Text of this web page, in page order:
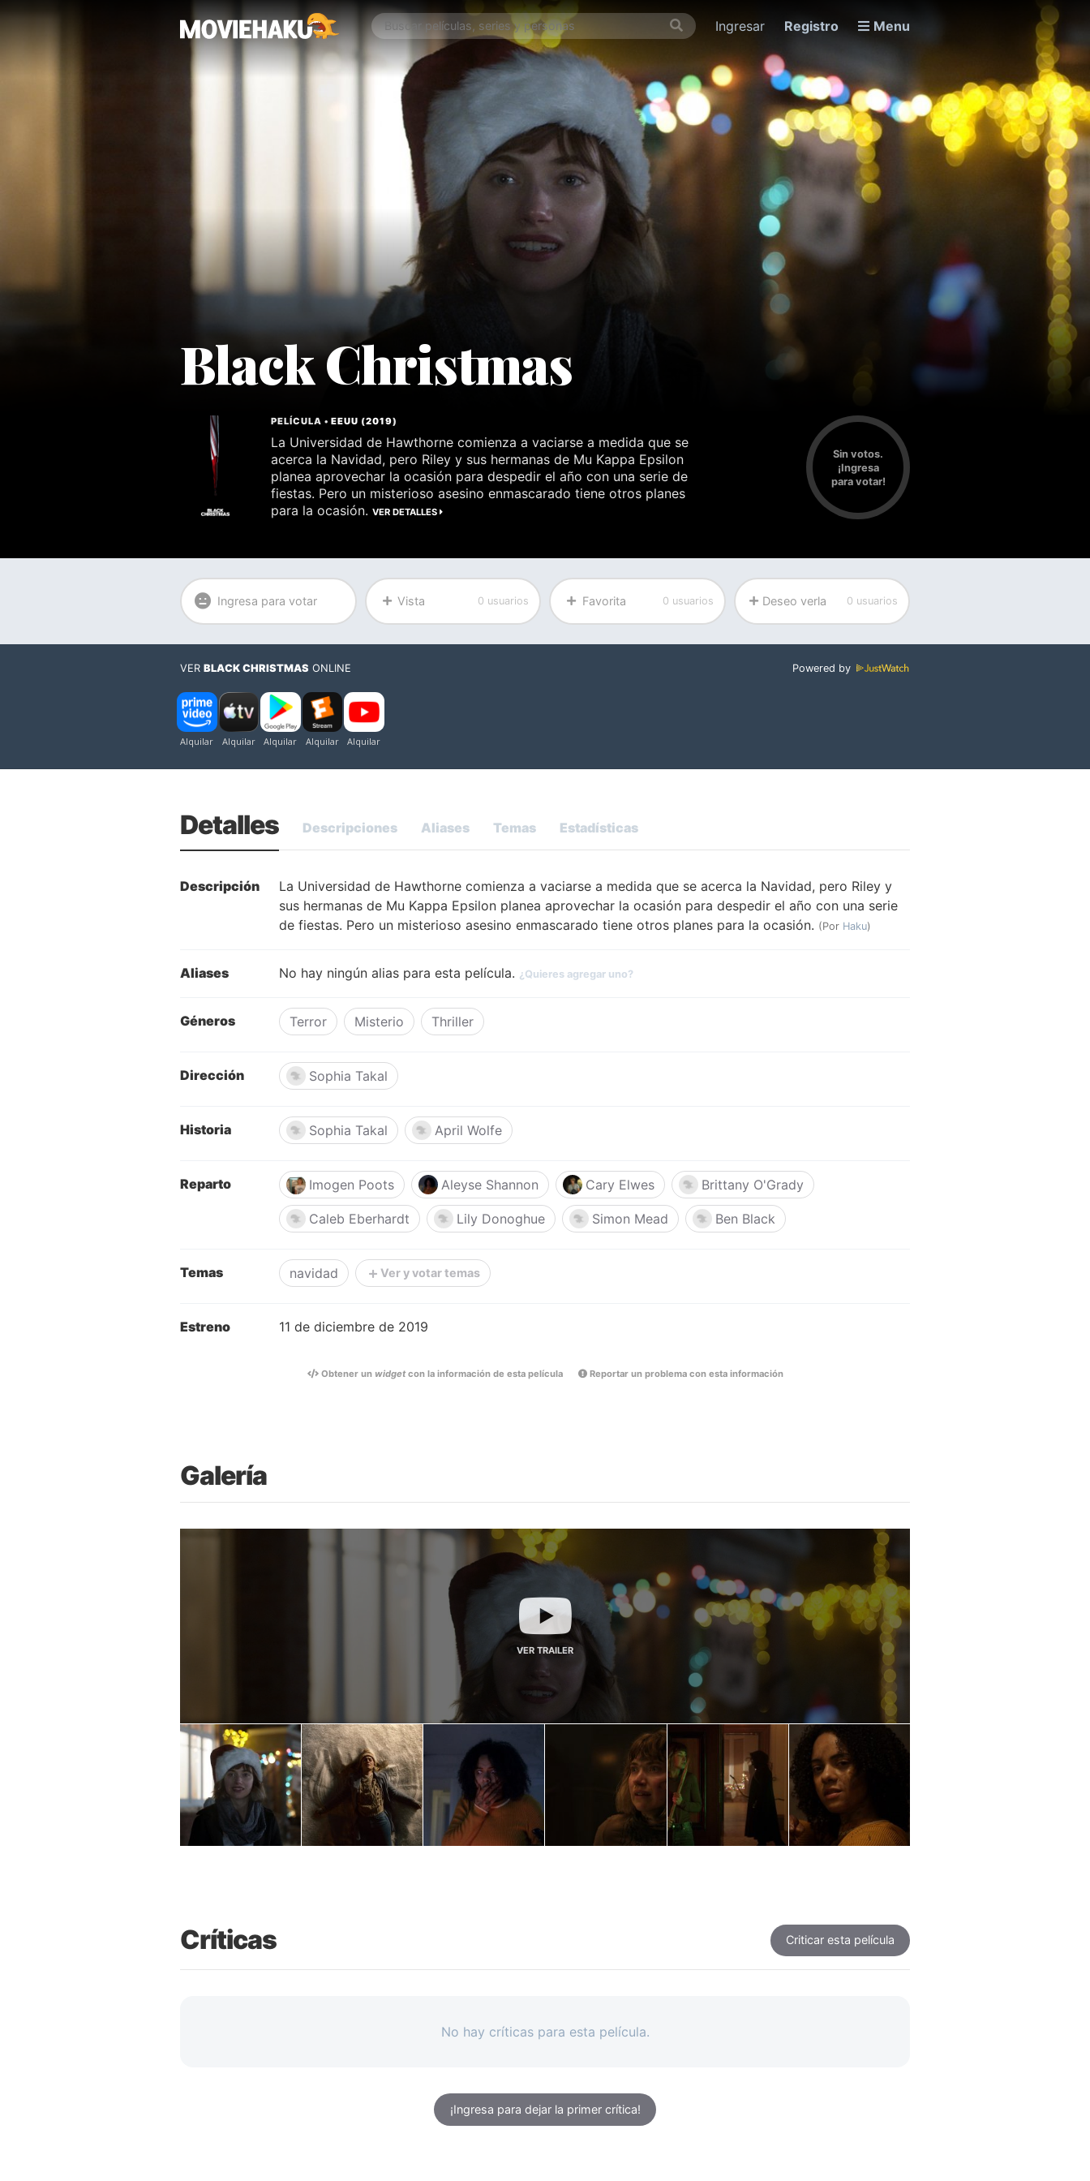
Ingresar Registro Menu
Black Christmas
Sin votos.
¡Ingresa
para votar!
PELÍCULA •EEUU (2019)
La Universidad de Hawthorne comienza a vaciarse a medida que se
acerca la Navidad, pero Riley y sus hermanas de Mu Kappa Epsilon
planea aprovechar la ocasión para despedir el año con una serie de
fiestas. Pero un misterioso asesino enmascarado tiene otros planes
para la ocasión.VER DETALLES
Ingresa para votar Vista 0 usuarios Favorita 0 usuarios Deseo verla 0 usuarios
VER BLACK CHRISTMAS ONLINE Powered by
Detalles Descripciones Aliases Temas Estadísticas
Descripción
La Universidad de Hawthorne comienza a vaciarse a medida que se acerca la Navidad, pero Riley y
sus hermanas de Mu Kappa Epsilon planea aprovechar la ocasión para despedir el año con una serie
de fiestas. Pero un misterioso asesino enmascarado tiene otros planes para la ocasión. (Por Haku)
Aliases No hay ningún alias para esta película. ¿Quieres agregar uno?
Géneros Terror Misterio Thriller
Dirección Sophia Takal
Historia Sophia Takal April Wolfe
Reparto Imogen Poots Aleyse Shannon Cary Elwes Brittany O'Grady
Caleb Eberhardt Lily Donoghue Simon Mead Ben Black
Temas navidad Ver y votar temas
Estreno 11 de diciembre de 2019
Obtener un widgetcon la información de esta película Reportar un problema con esta información
Galería
VER TRAILER
Críticas Criticar esta película
No hay críticas para esta película.
¡Ingresa para dejar la primer crítica!